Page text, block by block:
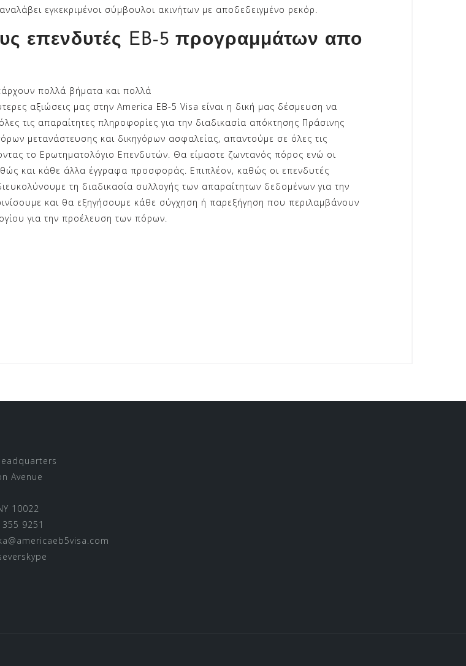
εγκεκριμένοι σύμβουλοι ακινήτων με αποδεδειγμένο ρεκόρ.
επενδυτές EB-5 προγραμμάτων απο
πολλά βήματα και πολλά
αξιώσεις μας στην America EB-5 Visa είναι η δική μας δέσμευση να
τις απαραίτητες πληροφορίες για την διαδικασία απόκτησης Πράσινης
μετανάστευσης και δικηγόρων ασφαλείας, απαντούμε σε όλες τις
το Ερωτηματολόγιο Επενδυτών. Θα είμαστε ζωντανός πόρος ενώ οι
και κάθε άλλα έγγραφα προσφοράς. Επιπλέον, καθώς οι επενδυτές
τη διαδικασία συλλογής των απαραίτητων δεδομένων για την
και θα εξηγήσουμε κάθε σύγχηση ή παρεξήγηση που περιλαμβάνουν
για την προέλευση των πόρων.
Avenue
10022
9251